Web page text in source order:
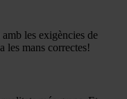
les exigències de
les mans correctes!